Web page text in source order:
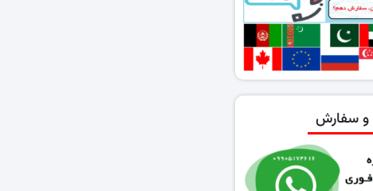
و سفارش